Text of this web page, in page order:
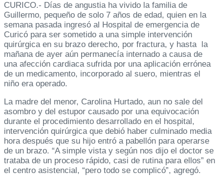
CURICO.- Días de angustia ha vivido la familia de
Guillermo, pequeño de solo 7 años de edad, quien en la
semana pasada ingresó al Hospital de emergencia de
Curicó para ser sometido a una simple intervención
quirúrgica en su brazo derecho, por fractura, y hasta la
mañana de ayer aún permanecía internado a causa de
una afección cardiaca sufrida por una aplicación errónea
de un medicamento, incorporado al suero, mientras el
niño era operado.
La madre del menor, Carolina Hurtado, aun no sale del
asombro y del estupor causado por una equivocación
durante el procedimiento desarrollado en el hospital,
intervención quirúrgica que debió haber culminado media
hora después que su hijo entró a pabellón para operarse
de un brazo. “A simple vista y según nos dijo el doctor se
trataba de un proceso rápido, casi de rutina para ellos” en
el centro asistencial, “pero todo se complicó”, agregó.